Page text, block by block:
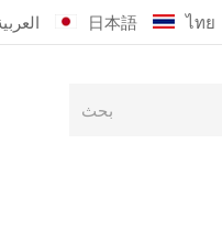
日本語 ไทย